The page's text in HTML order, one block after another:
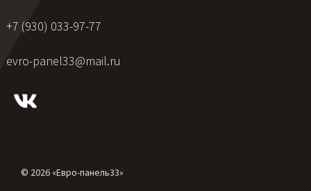
+7 (930) 033-97-77
evro-panel33@mail.ru
© 2026 «Евро-панель33»